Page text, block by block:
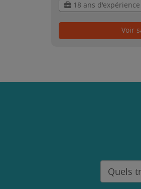
18 ans d'expérience
Voir